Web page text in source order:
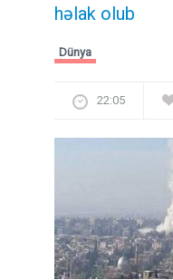
həlak olub
Dünya
22:05